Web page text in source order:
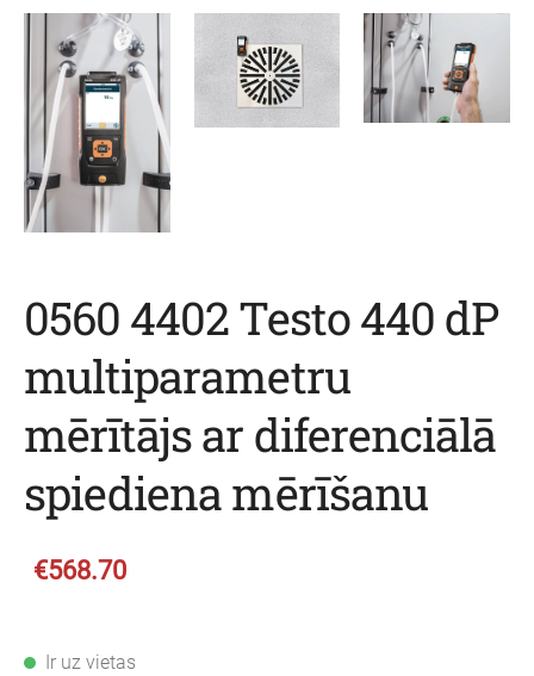
0560 4402 Testo 440 dP
multiparametru
mērītājs ar diferenciālā
spiediena mērīšanu
€568.70
Ir uz vietas